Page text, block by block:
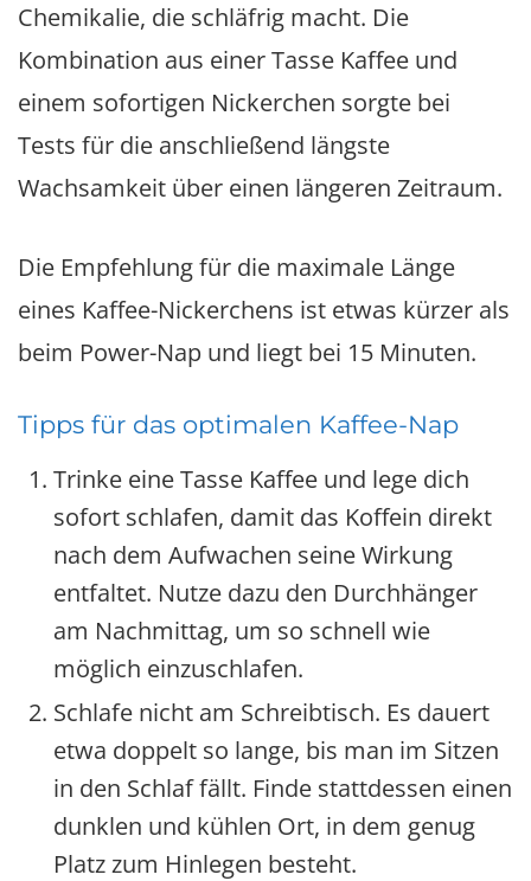
Chemikalie, die schläfrig macht. Die
Kombination aus einer Tasse Kaffee und
einem sofortigen Nickerchen sorgte bei
Tests für die anschließend längste
Wachsamkeit über einen längeren Zeitraum.
Die Empfehlung für die maximale Länge
eines Kaffee-Nickerchens ist etwas kürzer als
beim Power-Nap und liegt bei 15 Minuten.
Tipps für das optimalen Kaffee-Nap
Trinke eine Tasse Kaffee und lege dich
sofort schlafen, damit das Koffein direkt
nach dem Aufwachen seine Wirkung
entfaltet. Nutze dazu den Durchhänger
am Nachmittag, um so schnell wie
möglich einzuschlafen.
Schlafe nicht am Schreibtisch. Es dauert
etwa doppelt so lange, bis man im Sitzen
in den Schlaf fällt. Finde stattdessen einen
dunklen und kühlen Ort, in dem genug
Platz zum Hinlegen besteht.